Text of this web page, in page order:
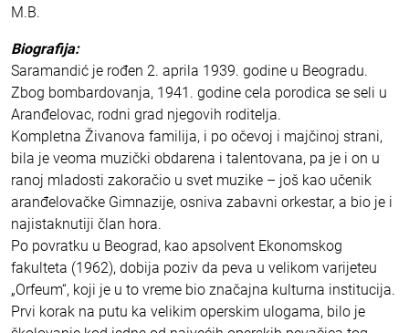
M.B.
Biografija:
Saramandić je rođen 2. aprila 1939. godine u Beogradu.
Zbog bombardovanja, 1941. godine cela porodica se seli u
Aranđelovac, rodni grad njegovih roditelja.
Kompletna Živanova familija, i po očevoj i majčinoj strani,
bila je veoma muzički obdarena i talentovana, pa je i on u
ranoj mladosti zakoračio u svet muzike – još kao učenik
aranđelovačke Gimnazije, osniva zabavni orkestar, a bio je i
najistaknutiji član hora.
Po povratku u Beograd, kao apsolvent Ekonomskog
fakulteta (1962), dobija poziv da peva u velikom varijeteu
„Orfeum“, koji je u to vreme bio značajna kulturna institucija.
Prvi korak na putu ka velikim operskim ulogama, bilo je